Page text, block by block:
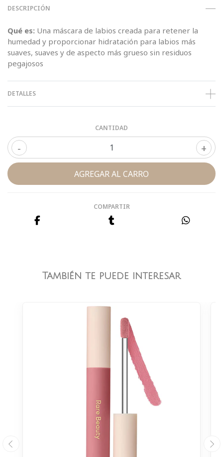
DESCRIPCIÓN
Qué es: Una máscara de labios creada para retener la
humedad y proporcionar hidratación para labios más
suaves, suaves y de aspecto más grueso sin residuos
pegajosos
DETALLES
CANTIDAD
+
-
COMPARTIR
También te puede interesar